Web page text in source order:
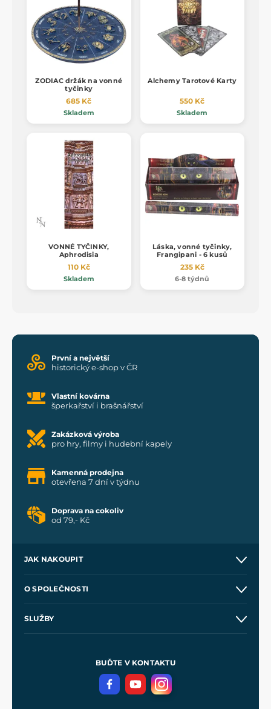
ZODIAC držák na vonné
tyčinky
685 Kč
Skladem
Alchemy Tarotové Karty
550 Kč
Skladem
VONNÉ TYČINKY,
Aphrodisia
110 Kč
Skladem
Láska, vonné tyčinky,
Frangipani - 6 kusů
235 Kč
6-8 týdnů
První a největší
historický e-shop v ČR
Vlastní kovárna
šperkařství i brašnářství
Zakázková výroba
pro hry, filmy i hudební kapely
Kamenná prodejna
otevřena 7 dní v týdnu
Doprava na cokoliv
od 79,- Kč
JAK NAKOUPIT
Velkoobchod
O SPOLEČNOSTI
SLUŽBY
Meče pro Kingdom Come
BUĎTE V KONTAKTU